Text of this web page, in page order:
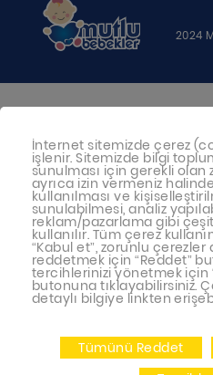
2024
sütüdür. Anne
mümkün
doktorunuza
Bu sitede
tavsiyesi
En doğru bilgi
İnternet sitemizde çerez
işlenir. Sitemizde bilgi
sunulması için gerekli olan
ayrıca izin vermeniz
kullanılması ve
sunulabilmesi, analiz
reklam/pazarlama gibi
kullanılır. Tüm çerez
“Kabul et”, zorunlu çerezler
reddetmek için “Reddet”
tercihlerinizi yönetmek için
butonuna tıklayabilirsiniz.
detaylı bilgiye linkten
Tümünü Reddet